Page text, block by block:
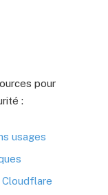
pour
:
usages
Cloudflare